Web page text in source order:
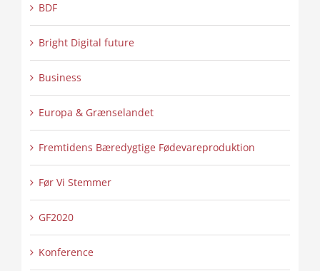
BDF
Bright Digital future
Business
Europa & Grænselandet
Fremtidens Bæredygtige Fødevareproduktion
Før Vi Stemmer
GF2020
Konference